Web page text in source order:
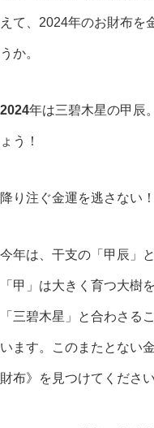
えて、2024年のお財布を
うか。
2024年は三碧木星の甲辰
ょう！
降り注ぐ金運を逃さない
今年は、干支の「甲辰」
「甲」は大きく育つ大樹
「三碧木星」と合わさる
います。このまたとない
財布》を見つけてください